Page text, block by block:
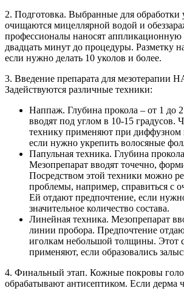
2. Подготовка. Выбранные для обработки
очищаются мицеллярной водой и
профессионалы наносят аппликационную
двадцать минут до процедуры. Разметку
если нужно делать 10 уколов и более.
3. Введение препарата для мезотерапии
Задействуются различные техники:
Наппаж. Глубина прокола – от 1 до
вводят под углом в 10-15 градусов.
технику применяют при
если нужно укрепить волосяные
Папульная техника. Глубина
Мезопрепарат вводят точечно,
Посредством этой техники можно
проблемы, например, справиться с
Ей отдают предпочтение, если
значительное количество состава.
Линейная техника. Мезопрепарат
линии пробора. Предпочтение
иголкам небольшой толщины. Этот
применяют, если образовались
4. Финальный этап. Кожные покровы
обрабатывают антисептиком. Если дерма